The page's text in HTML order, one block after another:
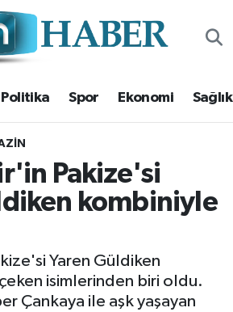
Politika Spor Ekonomi Sağlık
Pakize'si
kombiniyle
Yaren Güldiken
isimlerinden biri oldu.
Çankaya ile aşk yaşayan
Durumu ve Fikstür